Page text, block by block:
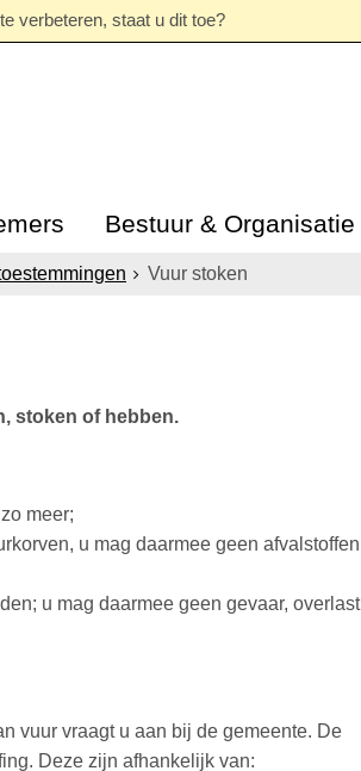
verbeteren, staat u dit toe?
Bestuur & Organisatie
Vuur stoken
stoken of hebben.
meer;
u mag daarmee geen afvalstoffen
u mag daarmee geen gevaar, overlast
vuur vraagt u aan bij de gemeente. De
Deze zijn afhankelijk van: